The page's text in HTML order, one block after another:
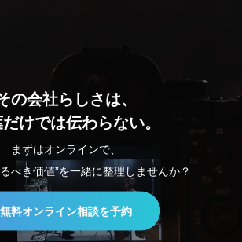
の会社らしさは、
けでは伝わらない。
まずはオンラインで、
べき価値”を一緒に整理しませんか？
無料オンライン相談を予約